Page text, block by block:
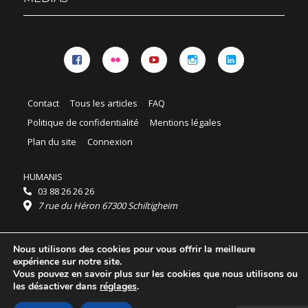
Contact Tous les articles
FAQ
Politique de confidentialité
Mentions légales
Plan du site
Connexion
HUMANIS
03 88 26 26 26
7 rue du Héron 67300 Schiltigheim
Horaires :
HUMANIS : du lundi au vendredi 9h - 18h
Ordidocaz : du lundi au vendredi 8h - 19h
© 2025 HUMANIS, tous droits réservés.
Licence Creative Commons Attribution 4.0
Nous utilisons des cookies pour vous offrir la meilleure
expérience sur notre site.
Vous pouvez en savoir plus sur les cookies que nous utilisons ou
les désactiver dans réglages.